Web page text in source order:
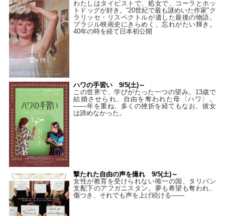
わたしはタイピストで、処⼥で、コーラとホッ
トドッグが好き。“20世紀で最も謎めいた作家”ク
ラリッセ・リスペクトルが遺した最後の物語。
ブラジル映画史にきらめく、忘れがたい輝き。
40年の時を経て⽇本初公開
ハワの手習い 9/5(土)～
この世界で、学びがたった一つの望み。13歳で
結婚させられ、自由を奪われた母〈ハワ〉。
——年を重ね、多くの挫折を経てもなお、彼女
は諦めなかった。
撃たれた自由の声を撮れ 9/5(土)～
女性が教育を受けられない唯一の国、タリバン
支配下のアフガニスタン。夢も希望も奪われ、
傷つき、それでも声を上げ続ける——